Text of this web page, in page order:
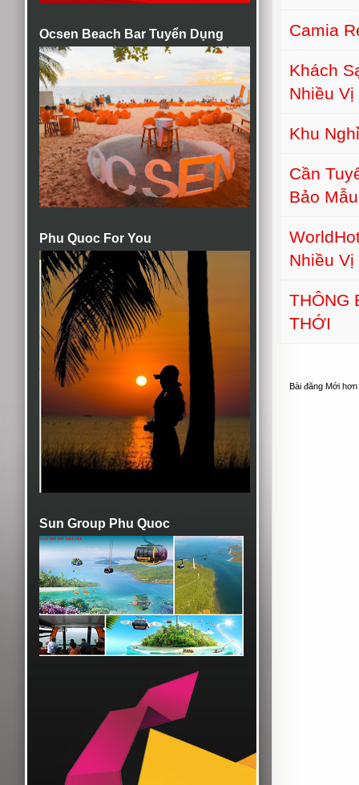
Ocsen Beach Bar Tuyển Dụng
Phu Quoc For You
Sun Group Phu Quoc
Camia
Khách
Nhiều Vị
Khu
Cần
Bảo Mẫu
Nhiều Vị
THÔNG
THỚI
Bài đăng Mới hơn